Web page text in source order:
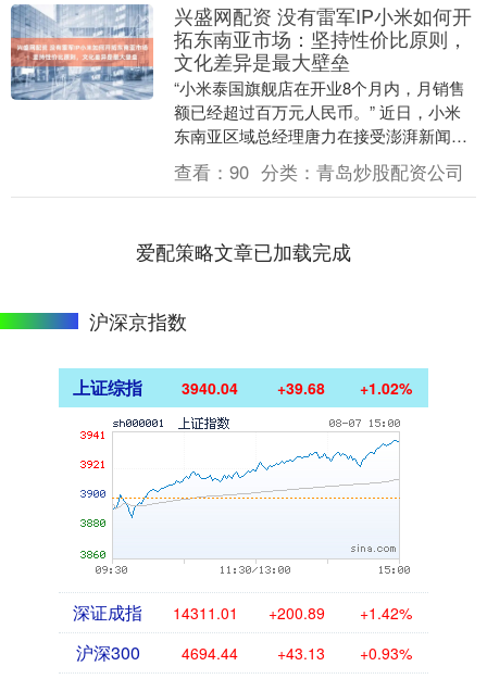
兴盛网配资 没有雷军IP小米如何开
拓东南亚市场：坚持性价比原则，
文化差异是最大壁垒
“小米泰国旗舰店在开业8个月内，月销售
额已经超过百万元人民币。” 近日，小米
东南亚区域总经理唐力在接受澎湃新闻记
者采访时透露，今年小米计划在泰国、马
来西亚等东南....
查看： 90 分类： 青岛炒股配资公司
爱配策略文章已加载完成
沪深京指数
上证综指 3940.04 +39.68 +1.02%
深证成指 14311.01 +200.89 +1.42%
沪深300 4694.44 +43.13 +0.93%